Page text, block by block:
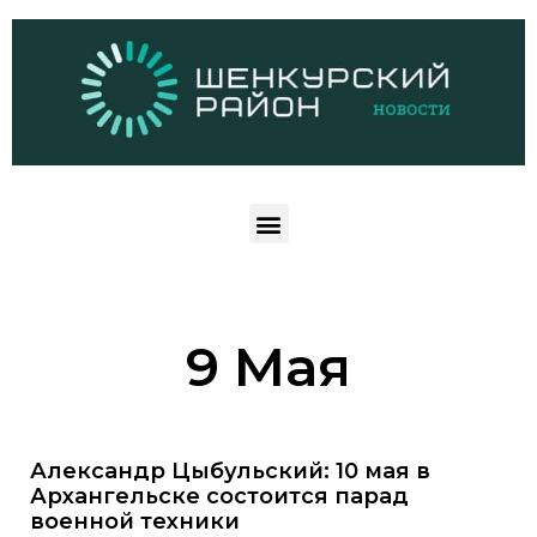
9 Мая
Александр Цыбульский: 10 мая в
Архангельске состоится парад
военной техники